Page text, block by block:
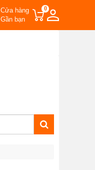
Cửa hàng
Gần bạn
0